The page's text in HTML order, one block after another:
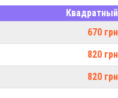
670
820
820